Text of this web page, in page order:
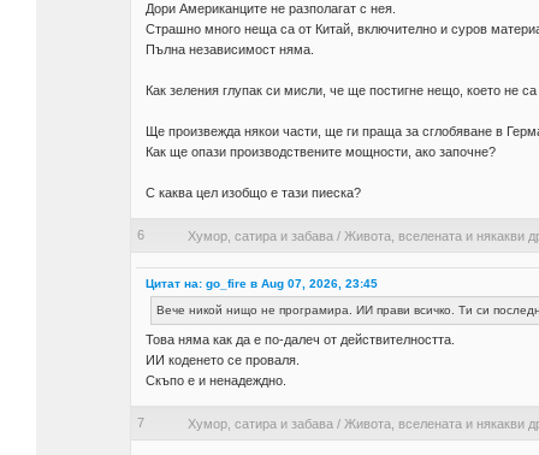
Дори Американците не разполагат с нея.
Страшно много неща са от Китай, включително и суров
Пълна независимост няма.
Как зеления глупак си мисли, че ще постигне нещо, което не
Ще произвежда някои части, ще ги праща за сглобяване в
Как ще опази производствените мощности, ако започне?
С каква цел изобщо е тази пиеска?
6 Хумор, сатира и забава / Живота, вселената и някакви
Цитат на: go_fire в Aug 07, 2026, 23:45
Вече никой нищо не програмира. ИИ прави всичко. Ти си
Това няма как да е по-далеч от действителността.
ИИ коденето се проваля.
Скъпо е и ненадеждно.
7 Хумор, сатира и забава / Живота, вселената и някакви